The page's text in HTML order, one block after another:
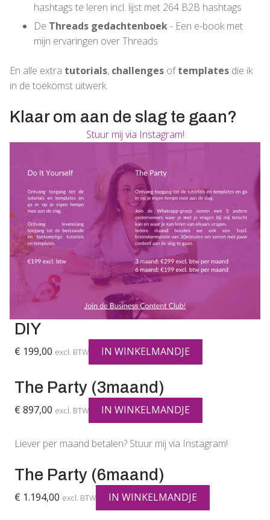
hashtags te leren incl. lijst met 264 B2B hashtags
De Threads gedachtenboek- Een e-book met
mijn ervaringen over Threads
En alle extra tutorials, challenges oftemplates die ik
in de toekomst uitwerk.
Klaar om aan de slag te gaan?
Stuur mij via Instagram!
DIY
€ 199,00 excl. BTW IN WINKELMANDJE
The Party (3maand)
€ 897,00 excl. BTW IN WINKELMANDJE
Liever per maand betalen? Stuur mij via Instagram!
The Party (6maand)
€ 1.194,00 excl. BTW IN WINKELMANDJE